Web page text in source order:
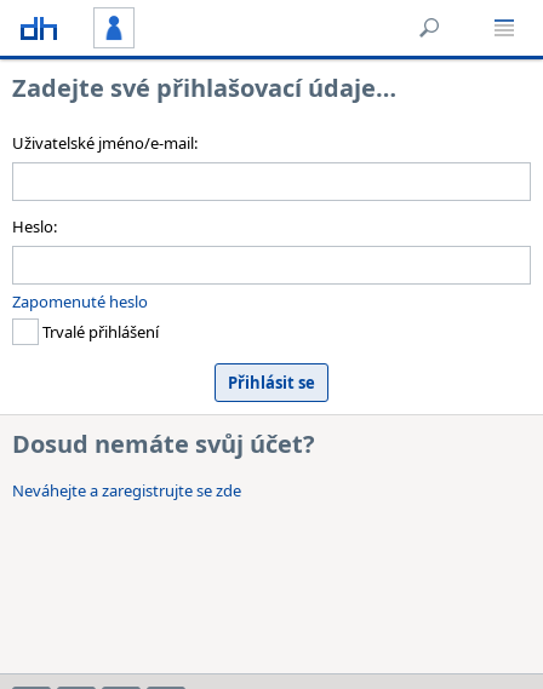
Zadejte své přihlašovací údaje…
Uživatelské jméno/e-mail:
Heslo:
Zapomenuté heslo
Trvalé přihlášení
Dosud nemáte svůj účet?
Neváhejte a zaregistrujte se zde